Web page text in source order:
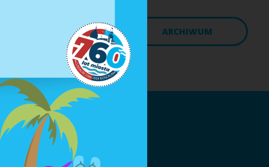
AKTUALNOŚCI ARCHIWUM